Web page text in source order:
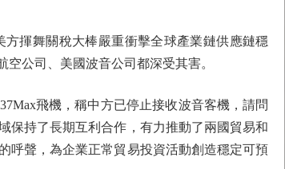
揮舞關稅大棒嚴重衝擊全球產業鏈供應鏈穩
公司、美國波音公司都深受其害。
飛機，稱中方已停止接收波音客機，請問
保持了長期互利合作，有力推動了兩國貿易和
呼聲，為企業正常貿易投資活動創造穩定可預